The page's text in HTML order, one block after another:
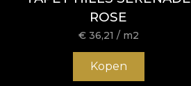
ROSE
€ 36,21 / m2
Kopen